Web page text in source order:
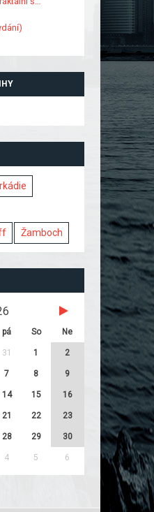
Žamboch
pá So Ne
31 1 2
7 8 9
14 15 16
21 22 23
28 29 30
4 5 6